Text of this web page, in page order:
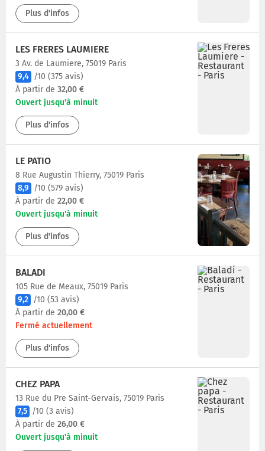
Plus d'infos
LES FRERES LAUMIERE
3 Av. de Laumiere, 75019 Paris
9,4 /10 (375 avis)
À partir de 32,00 €
Ouvert jusqu'à minuit
Plus d'infos
LE PATIO
8 Rue Augustin Thierry, 75019 Paris
8,9
/10 (579 avis)
À partir de 22,00 €
Ouvert jusqu'à minuit
Plus d'infos
BALADI
105 Rue de Meaux, 75019 Paris
9,2 /10 (53 avis)
À partir de 20,00 €
Fermé actuellement
Plus d'infos
CHEZ PAPA
13 Rue du Pre Saint-Gervais, 75019 Paris
7,5 /10 (3 avis)
À partir de 26,00 €
Ouvert jusqu'à minuit